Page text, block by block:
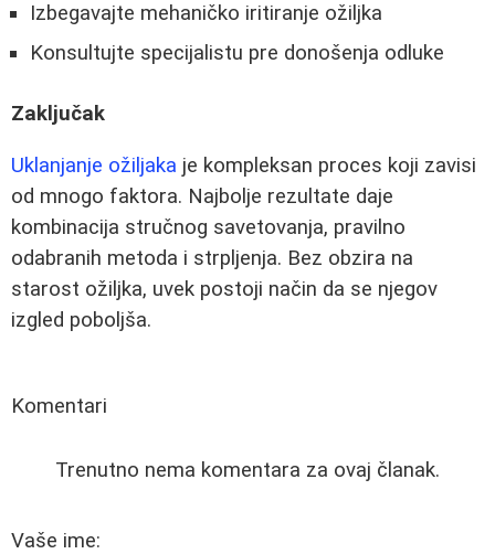
Izbegavajte mehaničko iritiranje ožiljka
Konsultujte specijalistu pre donošenja odluke
Zaključak
Uklanjanje ožiljaka je kompleksan proces koji zavisi
od mnogo faktora. Najbolje rezultate daje
kombinacija stručnog savetovanja, pravilno
odabranih metoda i strpljenja. Bez obzira na
starost ožiljka, uvek postoji način da se njegov
izgled poboljša.
Komentari
Trenutno nema komentara za ovaj članak.
Vaše ime: